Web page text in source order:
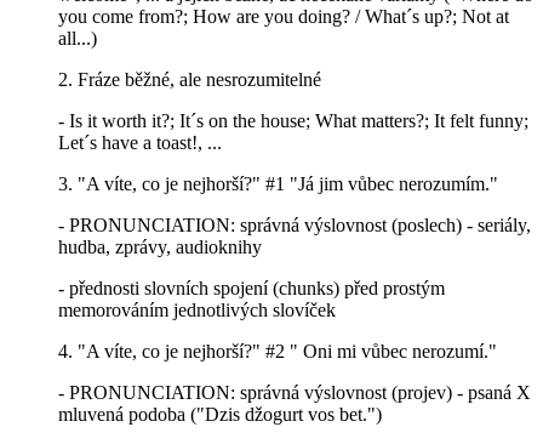
you come from?; How are you doing? / What´s up?; Not at
all...)
2. Fráze běžné, ale nesrozumitelné
- Is it worth it?; It´s on the house; What matters?; It felt funny;
Let´s have a toast!, ...
3. "A víte, co je nejhorší?" #1 "Já jim vůbec nerozumím."
- PRONUNCIATION: správná výslovnost (poslech) - seriály,
hudba, zprávy, audioknihy
- přednosti slovních spojení (chunks) před prostým
memorováním jednotlivých slovíček
4. "A víte, co je nejhorší?" #2 " Oni mi vůbec nerozumí."
- PRONUNCIATION: správná výslovnost (projev) - psaná X
mluvená podoba ("Dzis džogurt vos bet.")